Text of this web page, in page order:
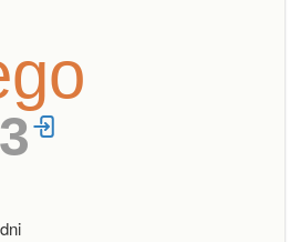
dni